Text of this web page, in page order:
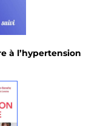
à l’hypertension